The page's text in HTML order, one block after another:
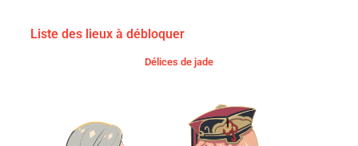
Liste des lieux à débloquer
Délices de jade